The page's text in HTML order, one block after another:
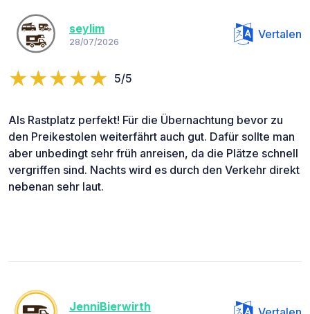
seylim
28/07/2026
Vertalen
5/5
Als Rastplatz perfekt! Für die Übernachtung bevor zu
den Preikestolen weiterfährt auch gut. Dafür sollte man
aber unbedingt sehr früh anreisen, da die Plätze schnell
vergriffen sind. Nachts wird es durch den Verkehr direkt
nebenan sehr laut.
JenniBierwirth